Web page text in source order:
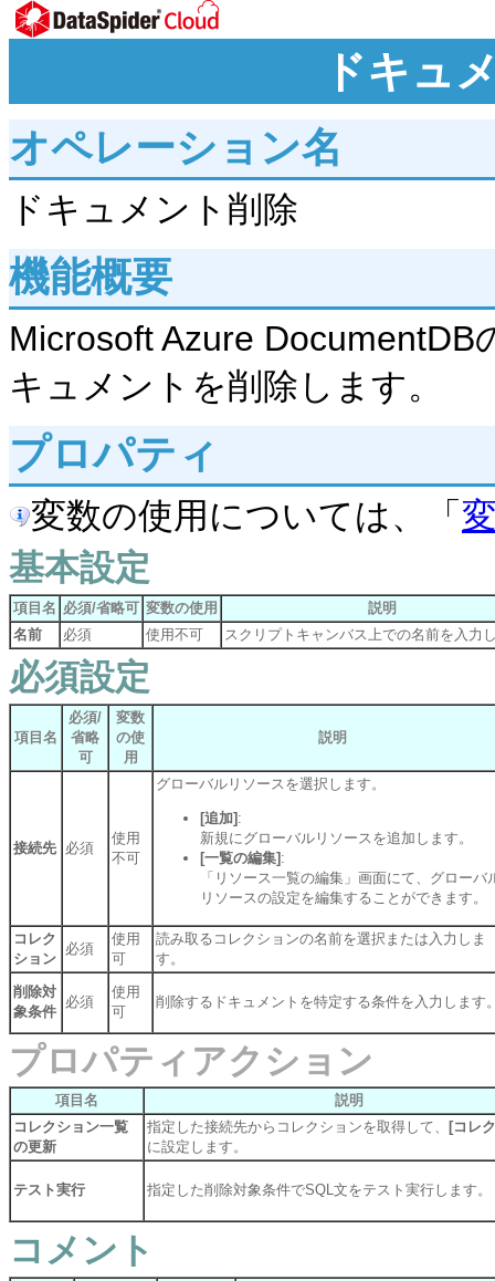
ドキュ
オペレーション名
ドキュメント削除
機能概要
Microsoft Azure
キュメントを削除します。
プロパティ
変数の使用については、「
基本設定
項目名 必須/省略可 変数の使用
説明
名前
必須 使用不可 スクリプトキャンバス上での名前を入力
必須設定
項目名
必須/
省略
可
変数
の使
用
説明
接続先 必須
使用
不可
グローバルリソースを選択します。
[追加] :
新規にグローバルリソースを追加します。
[一覧の編集] :
「リソース一覧の編集」画面にて、グローバ
リソースの設定を編集することができます。
コレク
ション
必須
使用
可
読み取るコレクションの名前を選択または入力しま
す。
削除対
象条件
必須
使用
可
削除するドキュメントを特定する条件を入力します
プロパティアクション
項目名
説明
コレクション一覧
の更新
指定した接続先からコレクションを取得して、
[コレ
に設定します。
テスト実行 指定した削除対象条件でSQL文をテスト実行します。
コメント